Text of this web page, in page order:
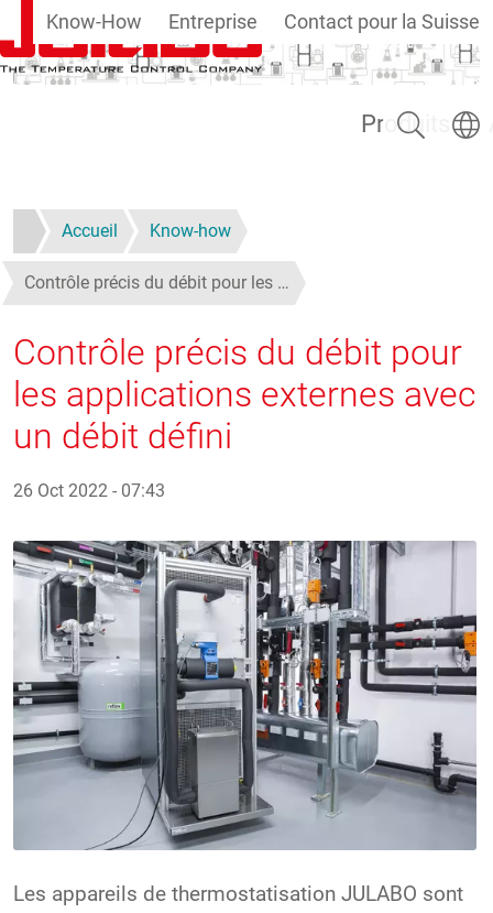
Aller au contenu principal
Produits
Know-How Entreprise Contact pour la Suisse
Rechercher
Accueil Know-how
Contrôle précis du débit pour les …
Contrôle précis du débit pour
les applications externes avec
un débit défini
26 Oct 2022 - 07:43
Les appareils de thermostatisation JULABO sont